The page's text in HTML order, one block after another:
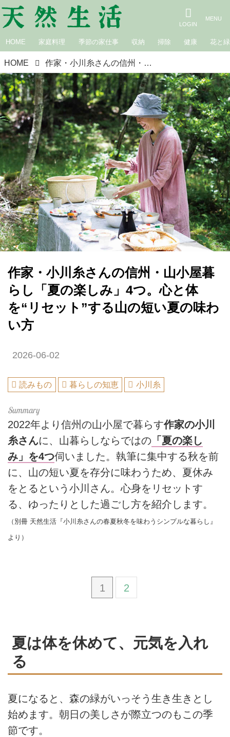
HOME 家庭料理 季節の家仕事 収納 掃除 健康 花と緑
HOME 作家・小川糸さんの信州・山小屋暮らし「夏の楽しみ」4つ。心と体を“リセット”する山の短い夏の味わい方
作家・小川糸さんの信州・山小屋暮
らし「夏の楽しみ」4つ。心と体
を“リセット”する山の短い夏の味わ
い方
2026-06-02
読みもの 暮らしの知恵 小川糸
2022年より信州の山小屋で暮らす作家の小川
糸さんに、山暮らしならではの 「夏の楽し
み」を4つ伺いました。執筆に集中する秋を前
に、山の短い夏を存分に味わうため、夏休み
をとるという小川さん。心身をリセットす
る、ゆったりとした過ごし方を紹介します。
（別冊 天然生活『小川糸さんの春夏秋冬を味わうシンプルな暮らし』
より）
1 2
夏は体を休めて、元気を入れ
る
夏になると、森の緑がいっそう生き生きとし
始めます。朝日の美しさが際立つのもこの季
節です。